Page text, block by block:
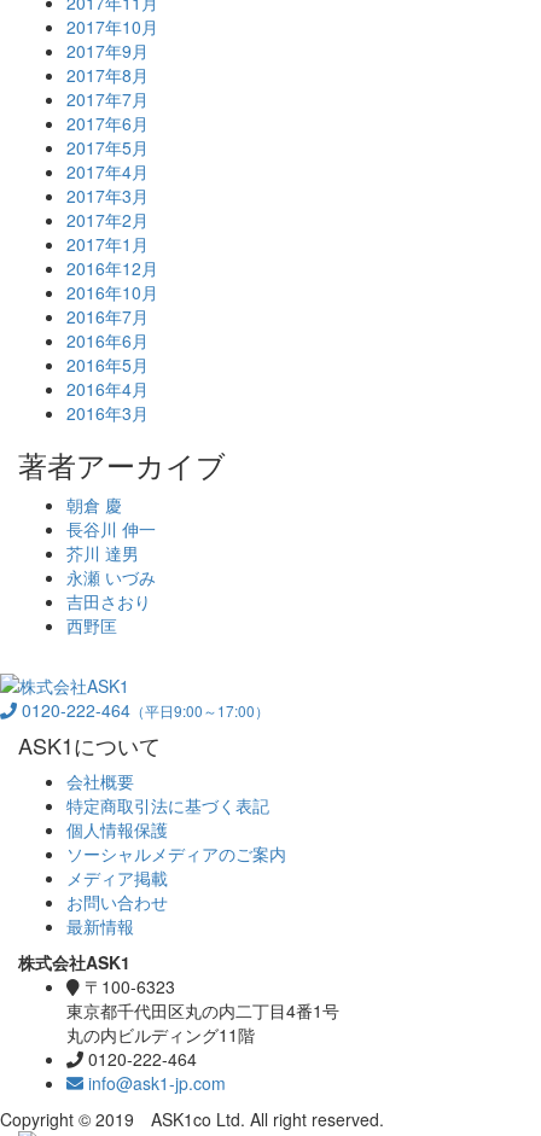
2017年10月
2017年9月
2017年8月
2017年7月
2017年6月
2017年5月
2017年4月
2017年3月
2017年2月
2017年1月
2016年12月
2016年10月
2016年7月
2016年6月
2016年5月
2016年4月
2016年3月
著者アーカイブ
朝倉 慶
長谷川 伸一
芥川 達男
永瀬 いづみ
吉田さおり
西野匡
0120-222-464 （平日9:00～17:00）
ASK1について
会社概要
特定商取引法に基づく表記
個人情報保護
ソーシャルメディアのご案内
メディア掲載
お問い合わせ
最新情報
株式会社ASK1
〒100-6323
東京都千代田区丸の内二丁目4番1号
丸の内ビルディング11階
0120-222-464
info@ask1-jp.com
Copyright © 2019 ASK1co Ltd. All right reserved.